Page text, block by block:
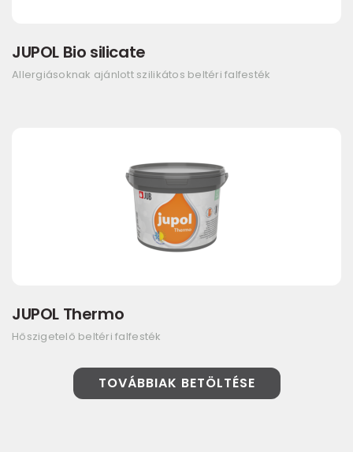
JUPOL Bio silicate
Allergiásoknak ajánlott szilikátos beltéri falfesték
JUPOL Thermo
Hőszigetelő beltéri falfesték
TOVÁBBIAK BETÖLTÉSE